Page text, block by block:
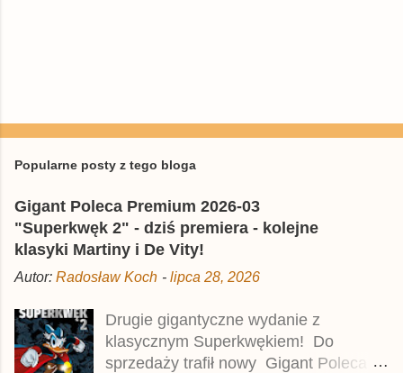
e
i
j
o
m
e
t
a
r
z
Popularne posty z tego bloga
Gigant Poleca Premium 2026-03
"Superkwęk 2" - dziś premiera - kolejne
klasyki Martiny i De Vity!
Autor: Radosław Koch - lipca 28, 2026
Drugie gigantyczne wydanie z
klasycznym Superkwękiem! Do
sprzedaży trafił nowy Gigant Poleca